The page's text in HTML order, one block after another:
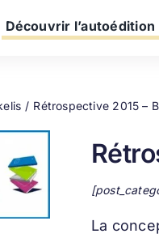
Découvrir l’autoédition
Rétrospective 2015 –
La